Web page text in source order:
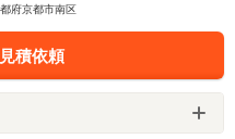
府京都市南区
積依頼